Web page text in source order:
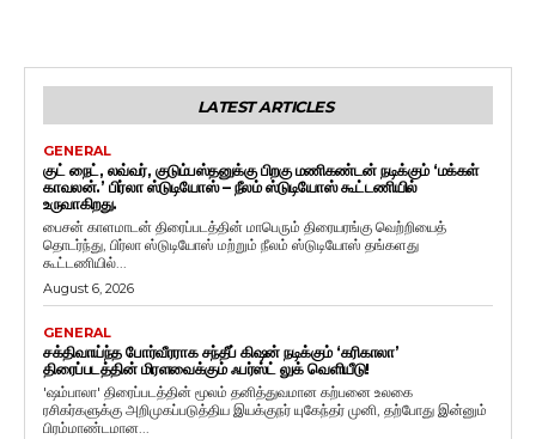
LATEST ARTICLES
GENERAL
குட் நைட், லவ்வர், குடும்பஸ்தனுக்கு பிறகு மணிகண்டன் நடிக்கும் ‘மக்கள்
காவலன்.’ பிர்லா ஸ்டுடியோஸ் – நீலம் ஸ்டுடியோஸ் கூட்டணியில்
உருவாகிறது.
பைசன் காளமாடன் திரைப்படத்தின் மாபெரும் திரையரங்கு வெற்றியைத்
தொடர்ந்து, பிர்லா ஸ்டுடியோஸ் மற்றும் நீலம் ஸ்டுடியோஸ் தங்களது
கூட்டணியில்...
August 6, 2026
GENERAL
சக்திவாய்ந்த போர்வீரராக சந்தீப் கிஷன் நடிக்கும் ‘கரிகாலா’
திரைப்படத்தின் மிரளவைக்கும் ஃபர்ஸ்ட் லுக் வெளியீடு!
'ஷம்பாலா' திரைப்படத்தின் மூலம் தனித்துவமான கற்பனை உலகை
ரசிகர்களுக்கு அறிமுகப்படுத்திய இயக்குநர் யுகேந்தர் முனி, தற்போது இன்னும்
பிரம்மாண்டமான...